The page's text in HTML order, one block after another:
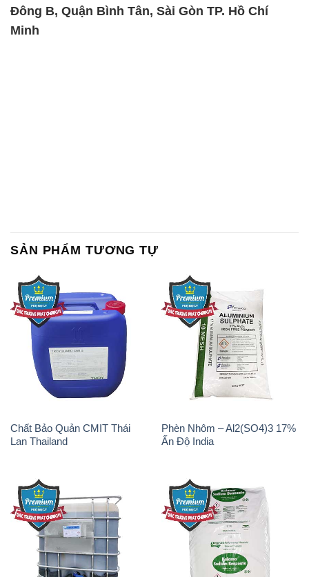
Đông B, Quận Bình Tân, Sài Gòn TP. Hồ Chí
Minh
SẢN PHẨM TƯƠNG TỰ
Chất Bảo Quản CMIT Thái
Lan Thailand
Phèn Nhôm – Al2(SO4)3 17%
Ấn Độ India